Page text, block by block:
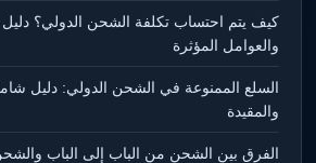
كيف يتم احتساب تكلفة الشحن الدولي؟ دليل
والعوامل المؤثرة
السلع الممنوعة في الشحن الدولي: دليل
والمقيدة
الفرق بين الشحن من الباب إلى الباب والشحن